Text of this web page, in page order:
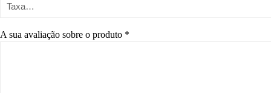
A sua avaliação sobre o produto *